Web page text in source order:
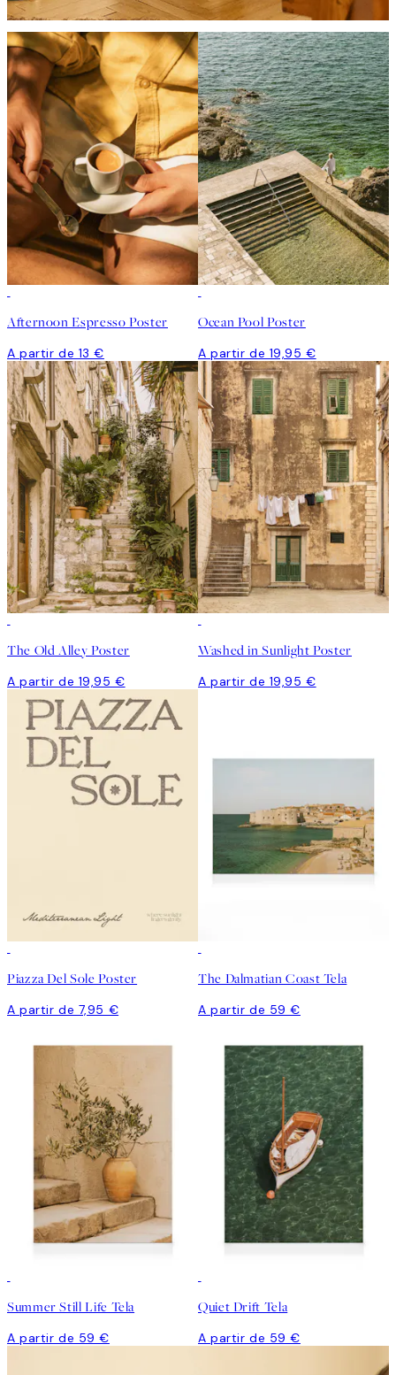
Afternoon Espresso Poster
A partir de 13 €
Ocean Pool Poster
A partir de 19,95 €
The Old Alley Poster
A partir de 19,95 €
Washed in Sunlight Poster
A partir de 19,95 €
Piazza Del Sole Poster
A partir de 7,95 €
The Dalmatian Coast Tela
A partir de 59 €
Summer Still Life Tela
A partir de 59 €
Quiet Drift Tela
A partir de 59 €